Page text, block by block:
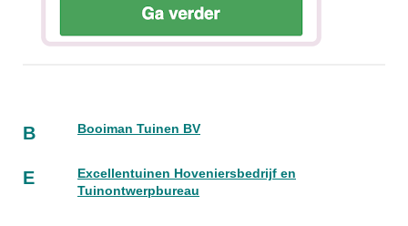
B Booiman Tuinen BV
E
Excellentuinen Hoveniersbedrijf en
Tuinontwerpbureau